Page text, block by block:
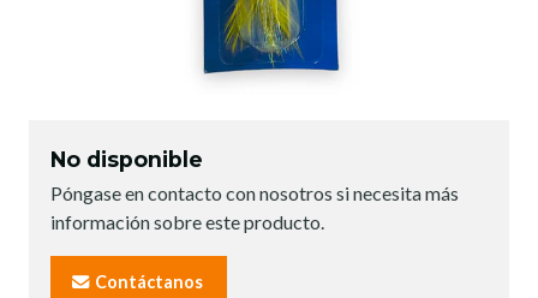
No disponible
Póngase en contacto con nosotros si necesita más
información sobre este producto.
Contáctanos